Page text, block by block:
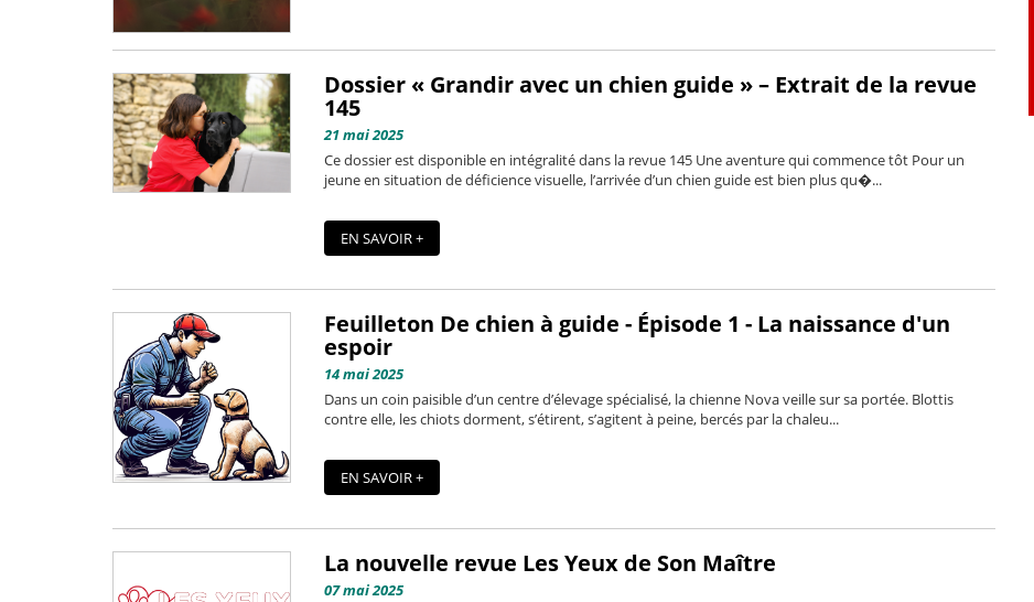
Dossier « Grandir avec un chien guide » – Extrait de la revue
145
21 mai 2025
Ce dossier est disponible en intégralité dans la revue 145 Une aventure qui commence tôt Pour un
jeune en situation de déficience visuelle, l’arrivée d’un chien guide est bien plus qu�...
EN SAVOIR +
Feuilleton De chien à guide - Épisode 1 - La naissance d'un
espoir
14 mai 2025
Dans un coin paisible d’un centre d’élevage spécialisé, la chienne Nova veille sur sa portée. Blottis
contre elle, les chiots dorment, s’étirent, s’agitent à peine, bercés par la chaleu...
EN SAVOIR +
La nouvelle revue Les Yeux de Son Maître
07 mai 2025